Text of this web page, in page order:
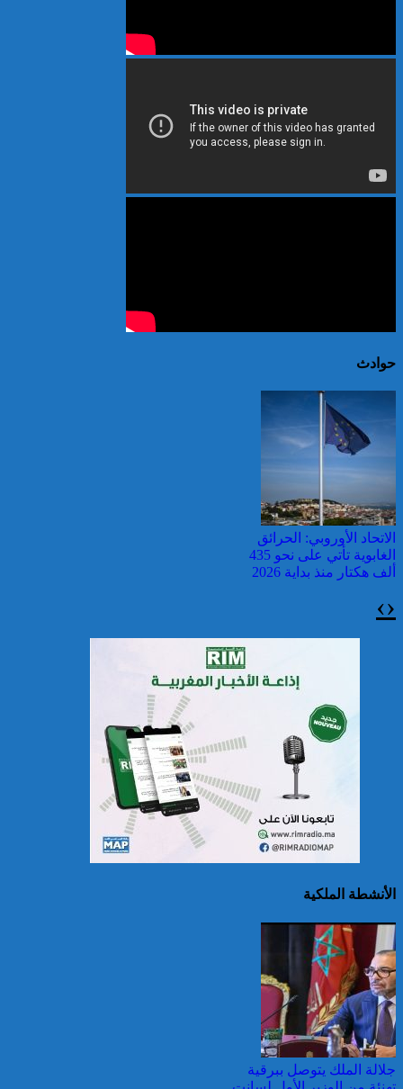
حوادث
الاتحاد الأوروبي: الحرائق
الغابوية تأتي على نحو 435
ألف هكتار منذ بداية 2026
سريلانكا: إغلاق بعض
المدارس في مناطق جبلية
الصين تصدر إنذارين
لمواجهة العواصف المطيرة
وطقس شديد الحمل
الحراري
‹
›
الأنشطة الملكية
جلالة الملك يتوصل ببرقية